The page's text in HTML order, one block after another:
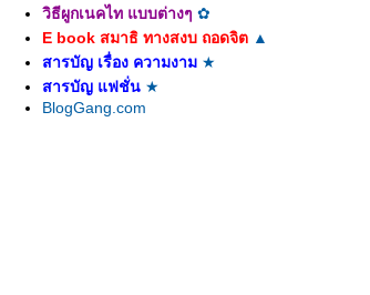
วิธีผูกเนคไท แบบต่างๆ ✿
E book สมาธิ ทางสงบ ถอดจิต ▲
สารบัญ เรื่อง ความงาม ★
สารบัญ แฟชั่น ★
BlogGang.com